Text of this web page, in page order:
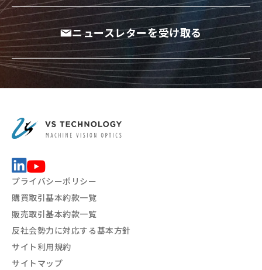
ニュースレターを受け取る
プライバシーポリシー
購買取引基本約款一覧
販売取引基本約款一覧
反社会勢力に対応する基本方針
サイト利用規約
サイトマップ